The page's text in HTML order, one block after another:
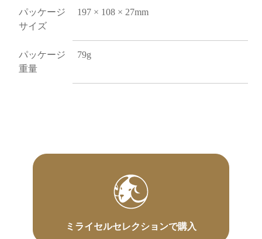
パッケージ
サイズ
197 × 108 × 27mm
パッケージ
重量
79g
ミライセルセレクションで購入